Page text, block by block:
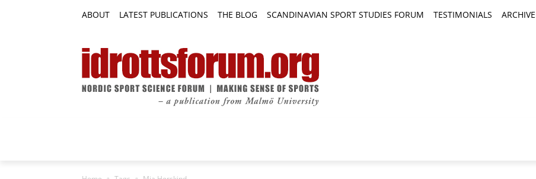
ABOUT LATEST PUBLICATIONS THE BLOG SCANDINAVIAN SPORT STUDIES FORUM TESTIMONIALS ARCHIVE